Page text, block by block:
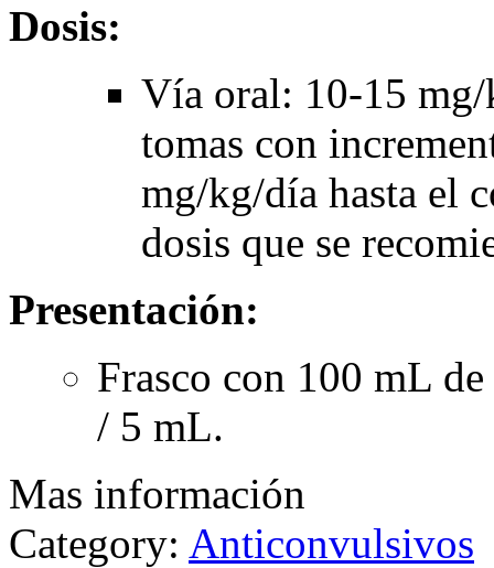
Dosis:
Vía oral: 10-15 mg/
tomas con
mg/kg/día hasta el
dosis que se
Presentación:
Frasco con 100 mL
/ 5 mL.
Mas información
Category: Anticonvulsivos